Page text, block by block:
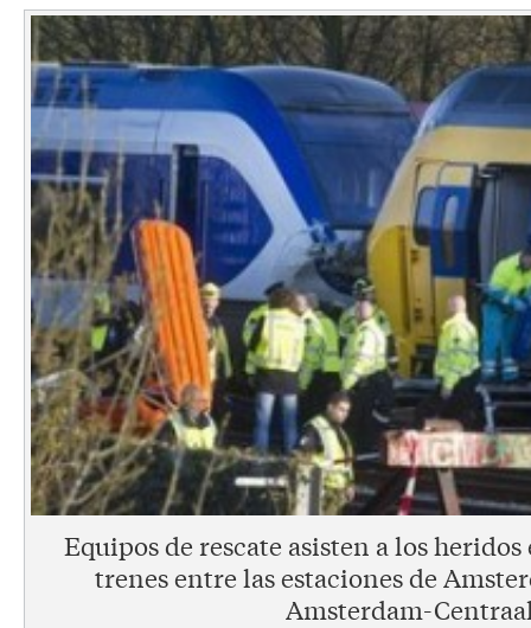
Equipos de rescate asisten a los
trenes entre las estaciones de
Amsterdam-